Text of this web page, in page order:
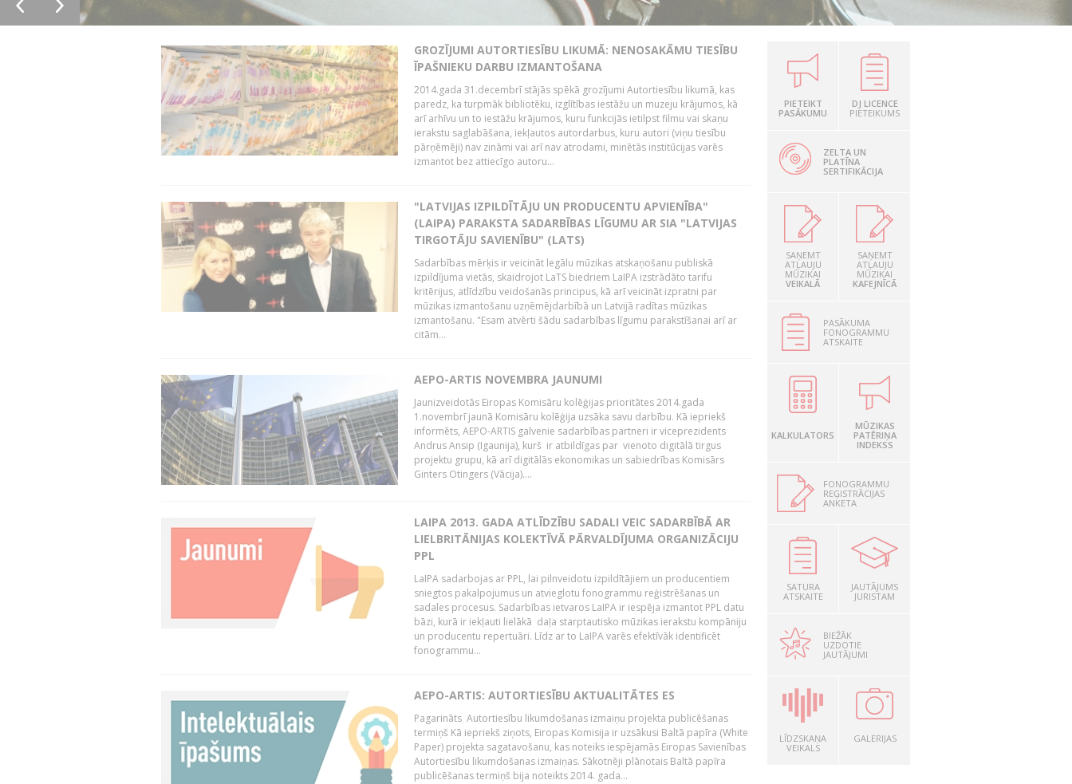
GROZĪJUMI AUTORTIESĪBU LIKUMĀ: NENOSAKĀMU TIESĪBU
ĪPAŠNIEKU DARBU IZMANTOŠANA
2014.gada 31.decembrī stājās spēkā grozījumi Autortiesību likumā, kas
paredz, ka turpmāk bibliotēku, izglītības iestāžu un muzeju krājumos, kā
arī arhīvu un to iestāžu krājumos, kuru funkcijās ietilpst filmu vai skaņu
ierakstu saglabāšana, iekļautos autordarbus, kuru autori (viņu tiesību
pārņēmēji) nav zināmi vai arī nav atrodami, minētās institūcijas varēs
izmantot bez attiecīgo autoru...
"LATVIJAS IZPILDĪTĀJU UN PRODUCENTU APVIENĪBA"
(LAIPA) PARAKSTA SADARBĪBAS LĪGUMU AR SIA "LATVIJAS
TIRGOTĀJU SAVIENĪBU" (LATS)
Sadarbības mērķis ir veicināt legālu mūzikas atskaņošanu publiskā
izpildījuma vietās, skaidrojot LaTS biedriem LaIPA izstrādāto tarifu
kritērijus, atlīdzību veidošanās principus, kā arī veicināt izpratni par
mūzikas izmantošanu uzņēmējdarbībā un Latvijā radītas mūzikas
izmantošanu. "Esam atvērti šādu sadarbības līgumu parakstīšanai arī ar
citām...
AEPO-ARTIS NOVEMBRA JAUNUMI
Jaunizveidotās Eiropas Komisāru kolēģijas prioritātes 2014.gada
1.novembrī jaunā Komisāru kolēģija uzsāka savu darbību. Kā iepriekš
informēts, AEPO-ARTIS galvenie sadarbības partneri ir viceprezidents
Andrus Ansip (Igaunija), kurš ir atbildīgas par vienoto digitālā tirgus
projektu grupu, kā arī digitālās ekonomikas un sabiedrības Komisārs
Ginters Otingers (Vācija)....
LAIPA 2013. GADA ATLĪDZĪBU SADALI VEIC SADARBĪBĀ AR
LIELBRITĀNIJAS KOLEKTĪVĀ PĀRVALDĪJUMA ORGANIZĀCIJU
PPL
LaIPA sadarbojas ar PPL, lai pilnveidotu izpildītājiem un producentiem
sniegtos pakalpojumus un atvieglotu fonogrammu reģistrēšanas un
sadales procesus. Sadarbības ietvaros LaIPA ir iespēja izmantot PPL datu
bāzi, kurā ir iekļauti lielākā daļa starptautisko mūzikas ierakstu kompāniju
un producentu repertuāri. Līdz ar to LaIPA varēs efektīvāk identificēt
fonogrammu...
AEPO-ARTIS: AUTORTIESĪBU AKTUALITĀTES ES
Pagarināts Autortiesību likumdošanas izmaiņu projekta publicēšanas
termiņš Kā iepriekš ziņots, Eiropas Komisija ir uzsākusi Baltā papīra (White
Paper) projekta sagatavošanu, kas noteiks iespējamās Eiropas Savienības
Autortiesību likumdošanas izmaiņas. Sākotnēji plānotais Baltā papīra
publicēšanas termiņš bija noteikts 2014. gada...
PIETEIKT
PASĀKUMU
DJ LICENCE
PIETEIKUMS
ZELTA UN
PLATĪNA
SERTIFIKĀCIJA
SAŅEMT
ATĻAUJU
MŪZIKAI
VEIKALĀ
SAŅEMT
ATĻAUJU
MŪZIKAI
KAFEJNĪCĀ
PASĀKUMA
FONOGRAMMU
ATSKAITE
KALKULATORS
MŪZIKAS
PATĒRIŅA
INDEKSS
FONOGRAMMU
REĢISTRĀCIJAS
ANKETA
SATURA
ATSKAITE
JAUTĀJUMS
JURISTAM
BIEŽĀK
UZDOTIE
JAUTĀJUMI
LĪDZSKAŅA
VEIKALS
GALERIJAS